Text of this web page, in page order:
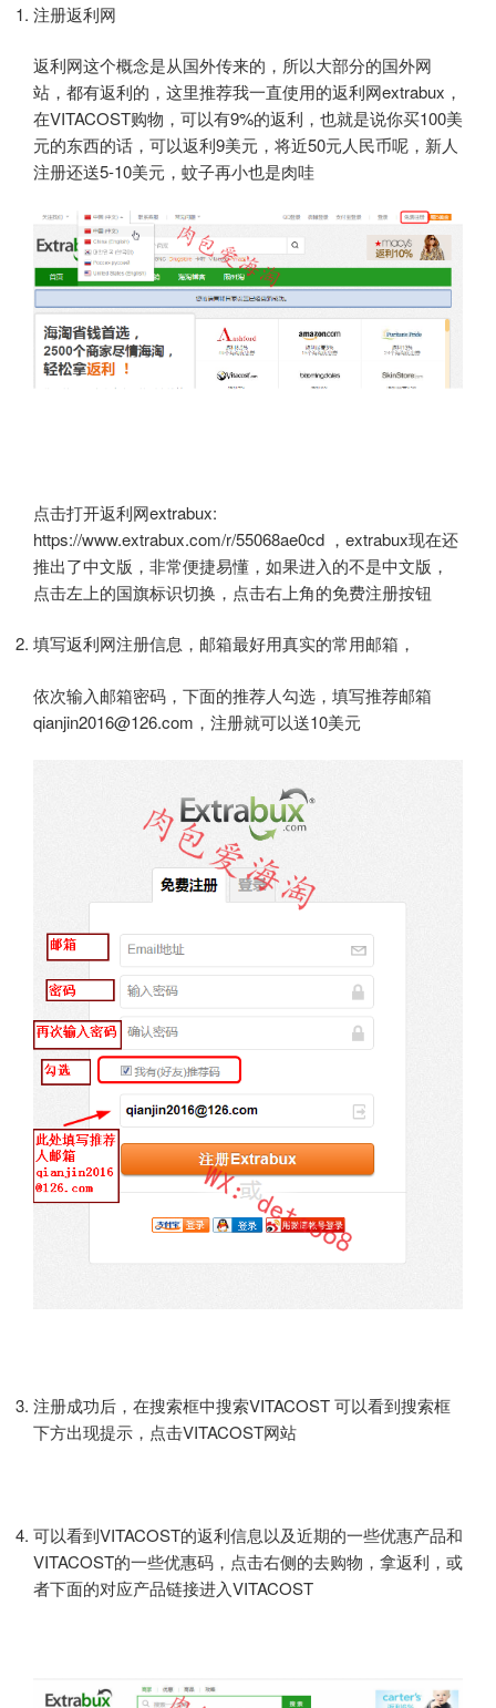
注册返利网
返利网这个概念是从国外传来的，所以大部分的国外网
站，都有返利的，这里推荐我一直使用的返利网extrabux，
在VITACOST购物，可以有9%的返利，也就是说你买100美
元的东西的话，可以返利9美元，将近50元人民币呢，新人
注册还送5-10美元，蚊子再小也是肉哇
点击打开返利网extrabux:
https://www.extrabux.com/r/55068ae0cd ，extrabux现在还
推出了中文版，非常便捷易懂，如果进入的不是中文版，
点击左上的国旗标识切换，点击右上角的免费注册按钮
填写返利网注册信息，邮箱最好用真实的常用邮箱，
依次输入邮箱密码，下面的推荐人勾选，填写推荐邮箱
qianjin2016@126.com，注册就可以送10美元
注册成功后，在搜索框中搜索VITACOST 可以看到搜索框
下方出现提示，点击VITACOST网站
可以看到VITACOST的返利信息以及近期的一些优惠产品和
VITACOST的一些优惠码，点击右侧的去购物，拿返利，或
者下面的对应产品链接进入VITACOST